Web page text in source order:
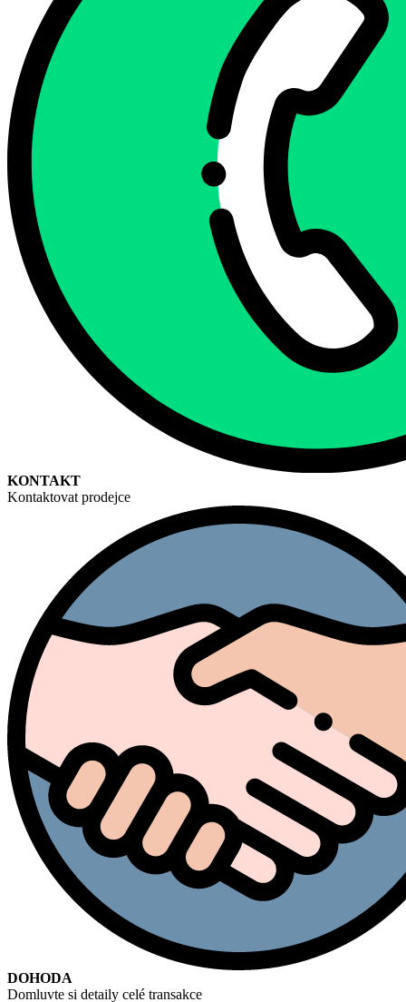
KONTAKT
Kontaktovat prodejce
DOHODA
Domluvte si detaily celé transakce